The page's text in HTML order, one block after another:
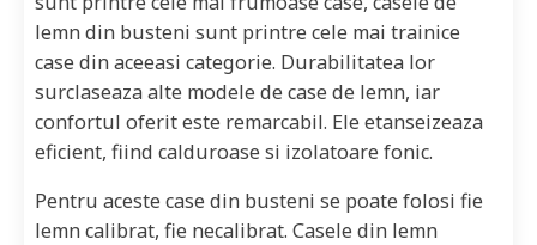
lemn din busteni sunt printre cele mai trainice
case din aceeasi categorie. Durabilitatea lor
surclaseaza alte modele de case de lemn, iar
confortul oferit este remarcabil. Ele etanseizeaza
eficient, fiind calduroase si izolatoare fonic.
Pentru aceste case din busteni se poate folosi fie
lemn calibrat, fie necalibrat. Casele din lemn